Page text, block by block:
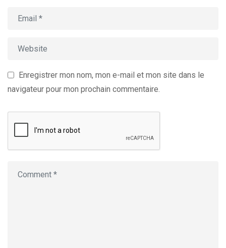
Enregistrer mon nom, mon e-mail et mon site dans le
navigateur pour mon prochain commentaire.